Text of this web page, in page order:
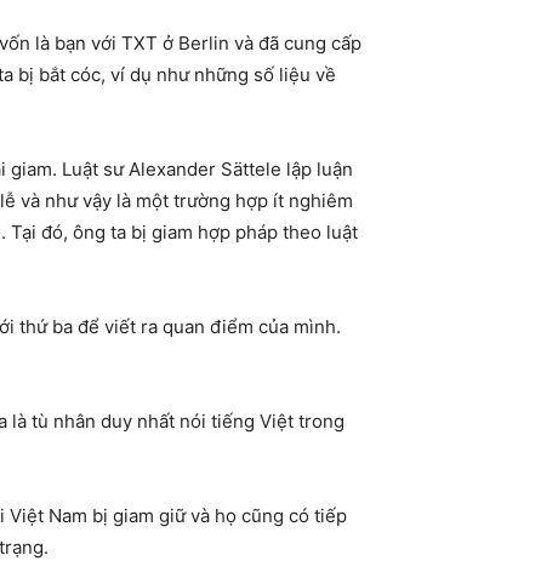
là bạn với TXT ở Berlin và đã cung cấp
bị bắt cóc, ví dụ như những số liệu về
Luật sư Alexander Sättele lập luận
và như vậy là một trường hợp ít nghiêm
đó, ông ta bị giam hợp pháp theo luật
thứ ba để viết ra quan điểm của mình.
là tù nhân duy nhất nói tiếng Việt trong
Nam bị giam giữ và họ cũng có tiếp